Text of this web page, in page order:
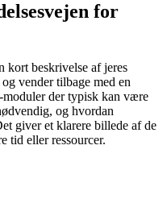
for
kort beskrivelse af jeres
vender tilbage med en
der typisk kan være
og hvordan
giver et klarere billede af de
tid eller ressourcer.